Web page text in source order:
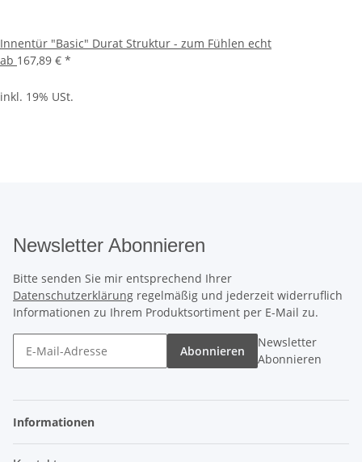
Innentür "Basic" Durat Struktur - zum Fühlen echt
ab 167,89 € *
inkl. 19% USt.
Newsletter Abonnieren
Bitte senden Sie mir entsprechend Ihrer
Datenschutzerklärung regelmäßig und jederzeit widerruflich
Informationen zu Ihrem Produktsortiment per E-Mail zu.
Abonnieren
Newsletter
Abonnieren
Informationen